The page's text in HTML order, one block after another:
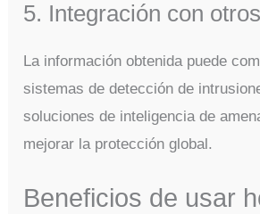
5. Integración con
La información obtenida puede
sistemas de detección de
soluciones de inteligencia de
mejorar la protección global.
Beneficios de usar